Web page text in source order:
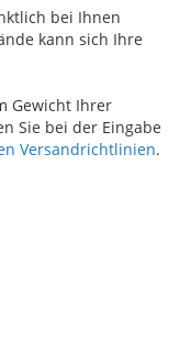
bei Ihnen
kann sich Ihre
Gewicht Ihrer
Sie bei der Eingabe
Versandrichtlinien.